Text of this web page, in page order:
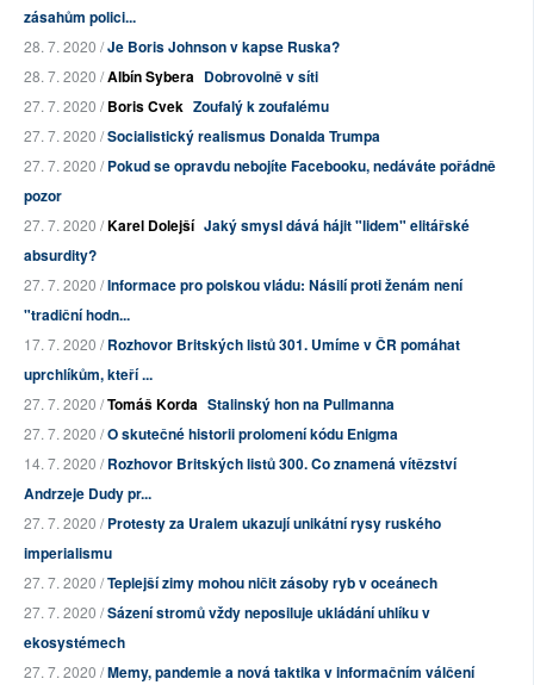
zásahům polici...
28. 7. 2020 /Je Boris Johnson v kapse Ruska?
28. 7. 2020 /Albín Sybera Dobrovolně v síti
27. 7. 2020 /Boris Cvek Zoufalý k zoufalému
27. 7. 2020 /Socialistický realismus Donalda Trumpa
27. 7. 2020 /Pokud se opravdu nebojíte Facebooku, nedáváte pořádně
pozor
27. 7. 2020 /Karel Dolejší Jaký smysl dává hájit "lidem" elitářské
absurdity?
27. 7. 2020 /Informace pro polskou vládu: Násilí proti ženám není
"tradiční hodn...
17. 7. 2020 /Rozhovor Britských listů 301. Umíme v ČR pomáhat
uprchlíkům, kteří ...
27. 7. 2020 /Tomáš Korda Stalinský hon na Pullmanna
27. 7. 2020 /O skutečné historii prolomení kódu Enigma
14. 7. 2020 /Rozhovor Britských listů 300. Co znamená vítězství
Andrzeje Dudy pr...
27. 7. 2020 /Protesty za Uralem ukazují unikátní rysy ruského
imperialismu
27. 7. 2020 /Teplejší zimy mohou ničit zásoby ryb v oceánech
27. 7. 2020 /Sázení stromů vždy neposiluje ukládání uhlíku v
ekosystémech
27. 7. 2020 /Memy, pandemie a nová taktika v informačním válčení